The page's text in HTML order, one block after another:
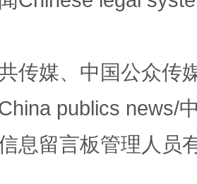
警钟！ 谢
传媒、中国公众传
publics news/
息留言板管理人员